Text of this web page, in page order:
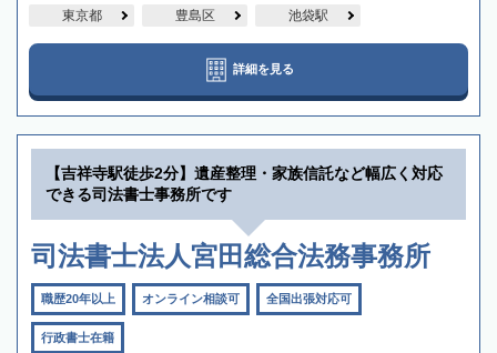
東京都 豊島区 池袋駅
詳細を見る
【吉祥寺駅徒歩2分】遺産整理・家族信託など幅広く対応
できる司法書士事務所です
司法書士法人宮田総合法務事務所
職歴20年以上 オンライン相談可 全国出張対応可
行政書士在籍